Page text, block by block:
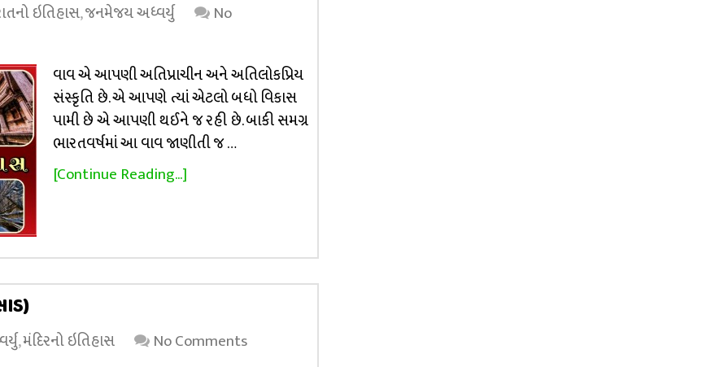
ઇતિહાસ,જનમેજય અધ્વર્યુ
No
વાવ એ આપણી અતિપ્રાચીન અને અતિલોકપ્રિય
સંસ્કૃતિ છે. એ આપણે ત્યાં એટલો બધો વિકાસ
પામી છે એ આપણી થઈને જ રહી છે. બાકી સમગ્ર
ભારતવર્ષમાં આ વાવ જાણીતી જ …
[Continue Reading...]
,મંદિરનો ઇતિહાસ
No Comments